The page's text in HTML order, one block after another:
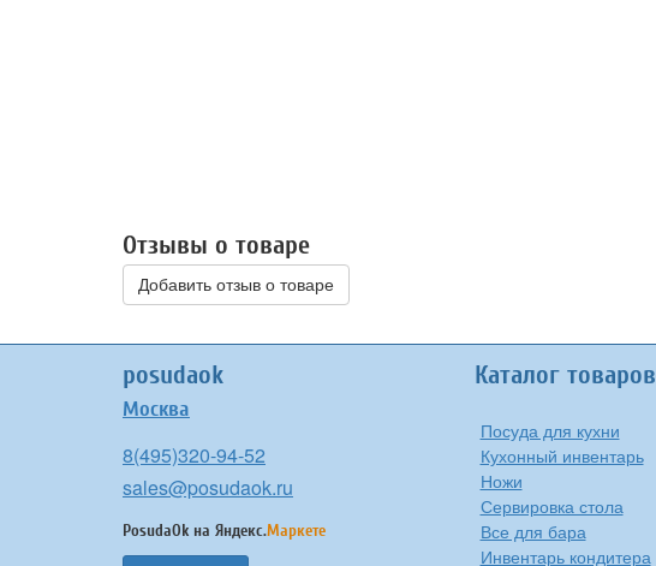
Отзывы о товаре
Добавить отзыв о товаре
posudaok
Москва
8(495)320-94-52
sales@posudaok.ru
PosudaOk на Яндекс.Маркете
Каталог товаров
Посуда для кухни
Кухонный инвентарь
Ножи
Сервировка стола
Все для бара
Инвентарь кондитера